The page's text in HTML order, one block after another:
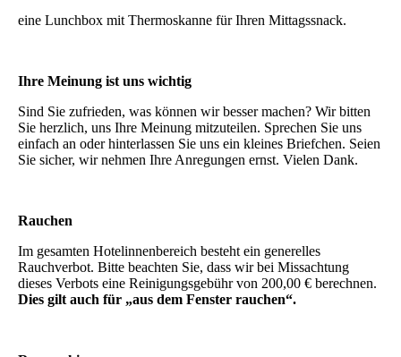
eine Lunchbox mit Thermoskanne für Ihren Mittagssnack.
Ihre Meinung ist uns wichtig
Sind Sie zufrieden, was können wir besser machen? Wir bitten
Sie herzlich, uns Ihre Meinung mitzuteilen. Sprechen Sie uns
einfach an oder hinterlassen Sie uns ein kleines Briefchen. Seien
Sie sicher, wir nehmen Ihre Anregungen ernst. Vielen Dank.
Rauchen
Im gesamten Hotelinnenbereich besteht ein generelles
Rauchverbot. Bitte beachten Sie, dass wir bei Missachtung
dieses Verbots eine Reinigungsgebühr von 200,00 € berechnen.
Dies gilt auch für „aus dem Fenster rauchen“.